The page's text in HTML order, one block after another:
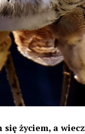
się życiem, a